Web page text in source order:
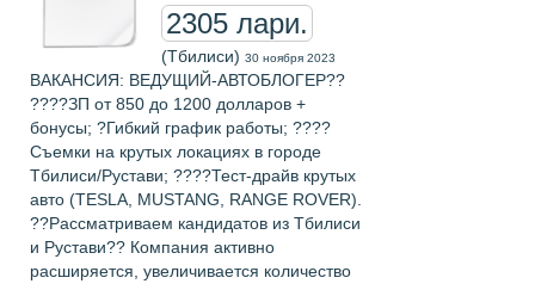
2305 лари.
(Тбилиси) 30 ноября 2023
ВАКАНСИЯ: ВЕДУЩИЙ-АВТОБЛОГЕР??
????ЗП от 850 до 1200 долларов +
бонусы; ?Гибкий график работы; ????
Съемки на крутых локациях в городе
Тбилиси/Рустави; ????Тест-драйв крутых
авто (TESLA, MUSTANG, RANGE ROVER).
??Рассматриваем кандидатов из Тбилиси
и Рустави?? Компания активно
расширяется, увеличивается количество